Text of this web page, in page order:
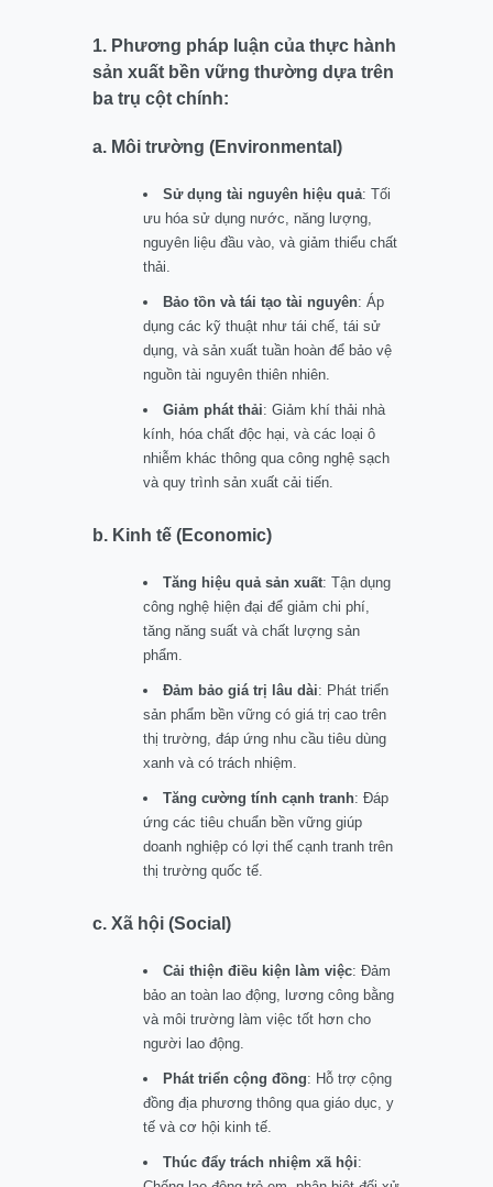
1. Phương pháp luận của thực hành
sản xuất bền vững thường dựa trên
ba trụ cột chính:
a. Môi trường (Environmental)
Sử dụng tài nguyên hiệu quả: Tối
ưu hóa sử dụng nước, năng lượng,
nguyên liệu đầu vào, và giảm thiểu chất
thải.
Bảo tồn và tái tạo tài nguyên: Áp
dụng các kỹ thuật như tái chế, tái sử
dụng, và sản xuất tuần hoàn để bảo vệ
nguồn tài nguyên thiên nhiên.
Giảm phát thải: Giảm khí thải nhà
kính, hóa chất độc hại, và các loại ô
nhiễm khác thông qua công nghệ sạch
và quy trình sản xuất cải tiến.
b. Kinh tế (Economic)
Tăng hiệu quả sản xuất: Tận dụng
công nghệ hiện đại để giảm chi phí,
tăng năng suất và chất lượng sản
phẩm.
Đảm bảo giá trị lâu dài: Phát triển
sản phẩm bền vững có giá trị cao trên
thị trường, đáp ứng nhu cầu tiêu dùng
xanh và có trách nhiệm.
Tăng cường tính cạnh tranh: Đáp
ứng các tiêu chuẩn bền vững giúp
doanh nghiệp có lợi thế cạnh tranh trên
thị trường quốc tế.
c. Xã hội (Social)
Cải thiện điều kiện làm việc: Đảm
bảo an toàn lao động, lương công bằng
và môi trường làm việc tốt hơn cho
người lao động.
Phát triển cộng đồng: Hỗ trợ cộng
đồng địa phương thông qua giáo dục, y
tế và cơ hội kinh tế.
Thúc đẩy trách nhiệm xã hội: